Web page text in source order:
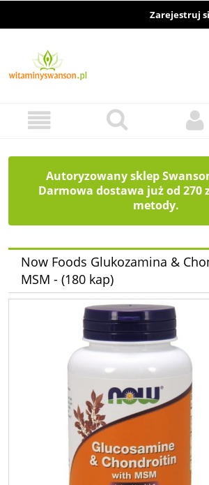
Zarejestruj
Autoryzowany sklep
Darmowa dostawa już od 270
metody.
Now Foods Glukozamina &
MSM - (180 kap)